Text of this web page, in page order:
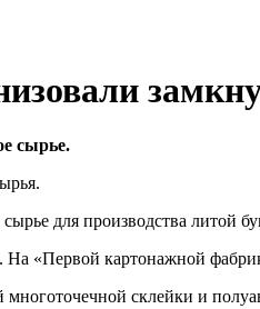
сырье.
для производства литой
На «Первой картонажной
склейки и